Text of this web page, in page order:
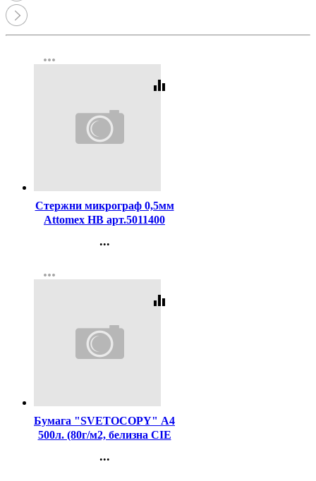
more_horiz
equalizer
Стержни микрограф 0,5мм
Attomex НВ арт.5011400
...
Регистрация
more_horiz
equalizer
Бумага "SVETOCOPY" А4
500л. (80г/м2, белизна CIE
(Ст.5)
...